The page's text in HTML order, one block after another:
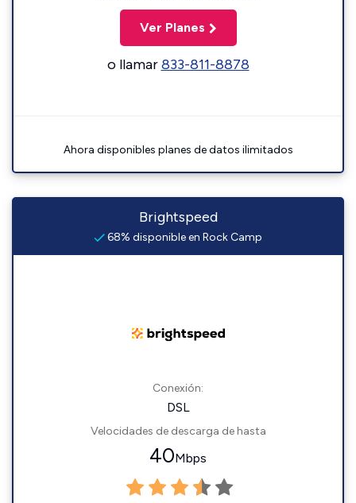
Ver Planes
o llamar833-811-8878
Ahora disponibles planes de datos ilimitados
Brightspeed
68% disponible en Rock Camp
Conexión:
DSL
Velocidades de descarga de hasta
40Mbps